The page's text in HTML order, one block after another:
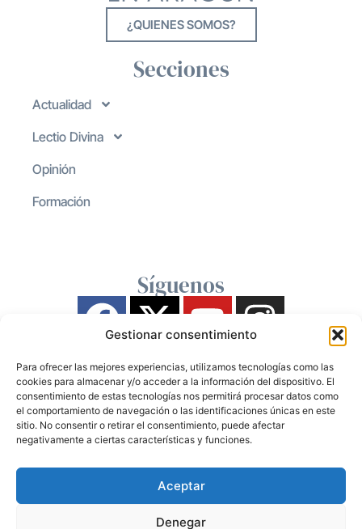
Gestionar consentimiento
Para ofrecer las mejores experiencias, utilizamos tecnologías como las
cookies para almacenar y/o acceder a la información del dispositivo. El
consentimiento de estas tecnologías nos permitirá procesar datos como
el comportamiento de navegación o las identificaciones únicas en este
sitio. No consentir o retirar el consentimiento, puede afectar
negativamente a ciertas características y funciones.
Aceptar
Denegar
¿QUIENES SOMOS?
Secciones
Actualidad
Lectio Divina
Opinión
Formación
Síguenos